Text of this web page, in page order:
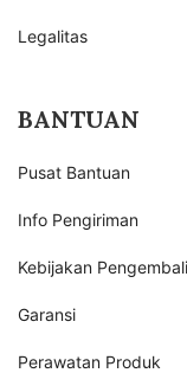
Legalitas
BANTUAN
Pusat Bantuan
Info Pengiriman
Kebijakan
Garansi
Perawatan Produk